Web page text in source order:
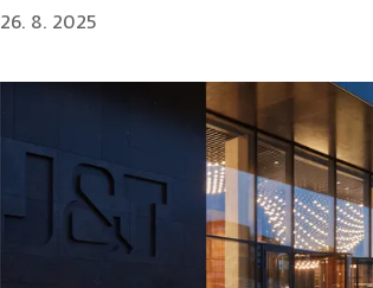
26. 8. 2025